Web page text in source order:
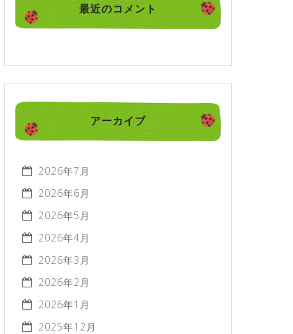
最近のコメント
アーカイブ
2026年7月
2026年6月
2026年5月
2026年4月
2026年3月
2026年2月
2026年1月
2025年12月